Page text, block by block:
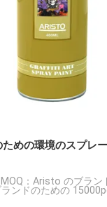
ための環境のスプレ
MOQ：Aristo のブラン
ンドのための